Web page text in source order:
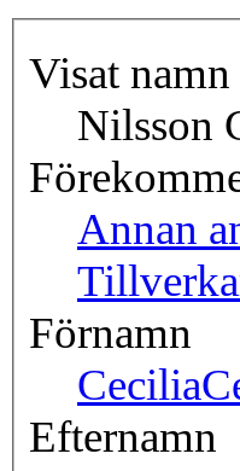
Visat namn
Nilsson
Annan
Förnamn
Cecilia
Efternamn